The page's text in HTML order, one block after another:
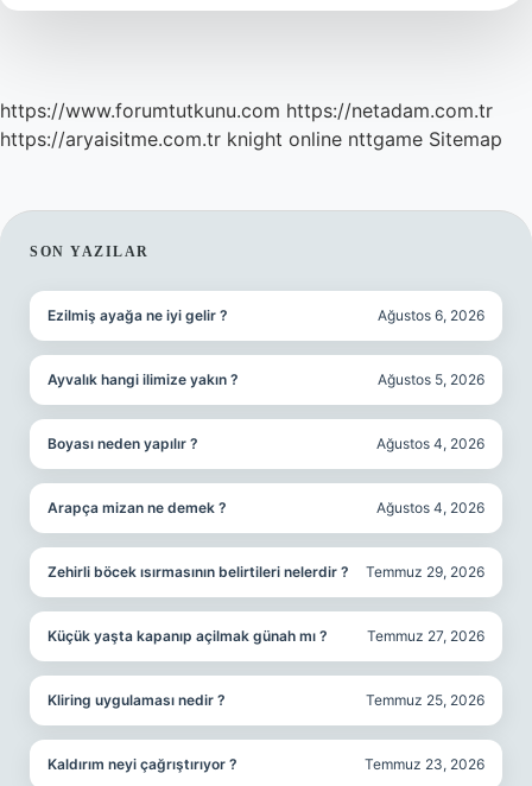
https://www.forumtutkunu.com https://netadam.com.tr
https://aryaisitme.com.tr knight online nttgame Sitemap
SIDEBAR
SON YAZILAR
Ezilmiş ayağa ne iyi gelir ? Ağustos 6, 2026
Ayvalık hangi ilimize yakın ? Ağustos 5, 2026
Boyası neden yapılır ? Ağustos 4, 2026
Arapça mizan ne demek ? Ağustos 4, 2026
Zehirli böcek ısırmasının belirtileri nelerdir ? Temmuz 29, 2026
Küçük yaşta kapanıp açilmak günah mı ? Temmuz 27, 2026
Kliring uygulaması nedir ? Temmuz 25, 2026
Kaldırım neyi çağrıştırıyor ? Temmuz 23, 2026